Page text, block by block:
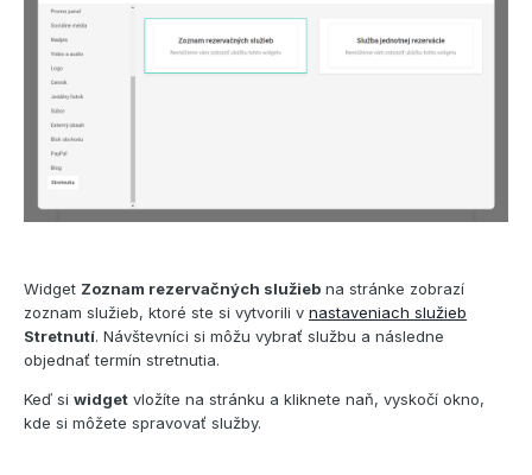
Widget Zoznam rezervačných služieb na stránke zobrazí
zoznam služieb, ktoré ste si vytvorili v nastaveniach služieb
Stretnutí. Návštevníci si môžu vybrať službu a následne
objednať termín stretnutia.
Keď si widget vložíte na stránku a kliknete naň, vyskočí okno,
kde si môžete spravovať služby.